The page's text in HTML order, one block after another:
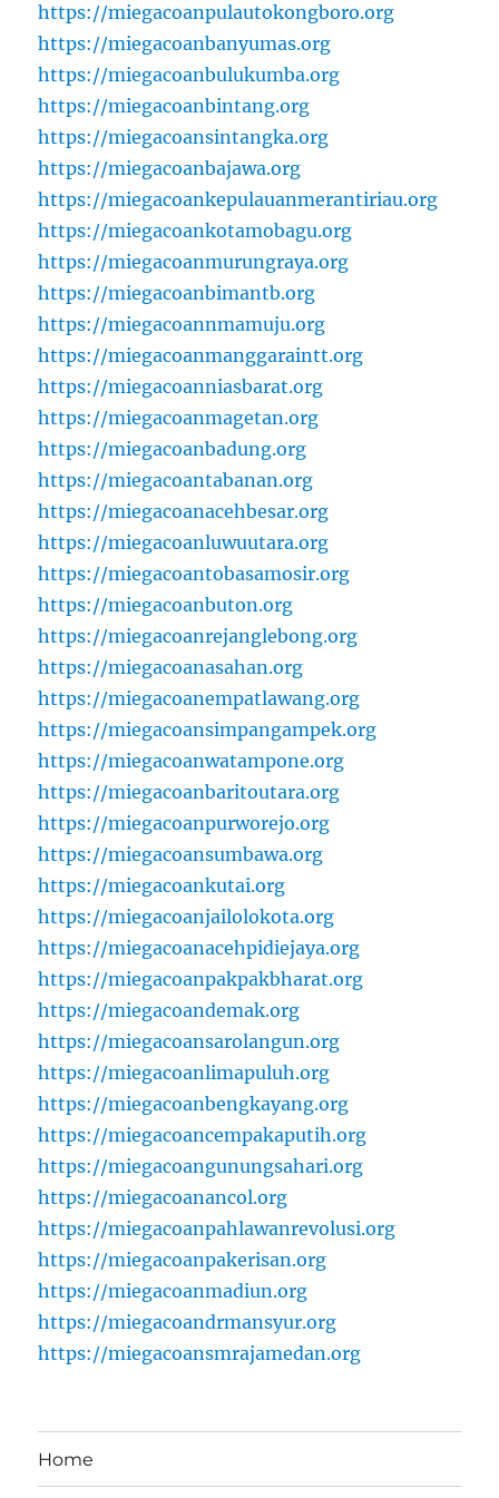
https://miegacoanpulautokongboro.org
https://miegacoanbanyumas.org
https://miegacoanbulukumba.org
https://miegacoanbintang.org
https://miegacoansintangka.org
https://miegacoanbajawa.org
https://miegacoankepulauanmerantiriau.org
https://miegacoankotamobagu.org
https://miegacoanmurungraya.org
https://miegacoanbimantb.org
https://miegacoannmamuju.org
https://miegacoanmanggaraintt.org
https://miegacoanniasbarat.org
https://miegacoanmagetan.org
https://miegacoanbadung.org
https://miegacoantabanan.org
https://miegacoanacehbesar.org
https://miegacoanluwuutara.org
https://miegacoantobasamosir.org
https://miegacoanbuton.org
https://miegacoanrejanglebong.org
https://miegacoanasahan.org
https://miegacoanempatlawang.org
https://miegacoansimpangampek.org
https://miegacoanwatampone.org
https://miegacoanbaritoutara.org
https://miegacoanpurworejo.org
https://miegacoansumbawa.org
https://miegacoankutai.org
https://miegacoanjailolokota.org
https://miegacoanacehpidiejaya.org
https://miegacoanpakpakbharat.org
https://miegacoandemak.org
https://miegacoansarolangun.org
https://miegacoanlimapuluh.org
https://miegacoanbengkayang.org
https://miegacoancempakaputih.org
https://miegacoangunungsahari.org
https://miegacoanancol.org
https://miegacoanpahlawanrevolusi.org
https://miegacoanpakerisan.org
https://miegacoanmadiun.org
https://miegacoandrmansyur.org
https://miegacoansmrajamedan.org
Home